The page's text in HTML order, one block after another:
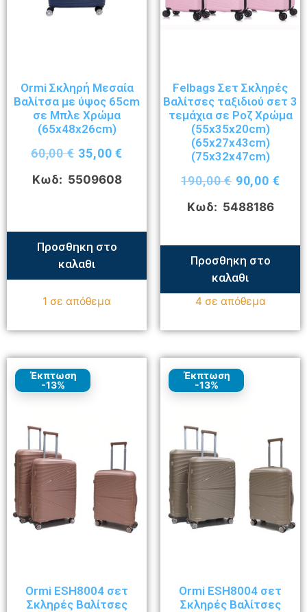
Ormi Σκληρή Μεσαία
Βαλίτσα με ύψος 65cm
σε Μπλε Χρώμα
(65x48x26cm)
60,00€ 35,00€
Κωδ: 5509608
Προσθηκη στο
καλαθι
1 σε απόθεμα
Felbags Σετ Σκληρές
Βαλίτσες ταξιδιού σετ 3
τεμάχια σε Ροζ Χρώμα
(55x35x20cm)
(65x27x43cm)
(75x32x47cm)
190,00€ 90,00 €
Κωδ: 5488186
Προσθηκη στο
καλαθι
4 σε απόθεμα
Έκπτωση
-13%
Ormi ESH8004 σετ
Σκληρές Βαλίτσες
Έκπτωση
-13%
Ormi ESH8004 σετ
Σκληρές Βαλίτσες